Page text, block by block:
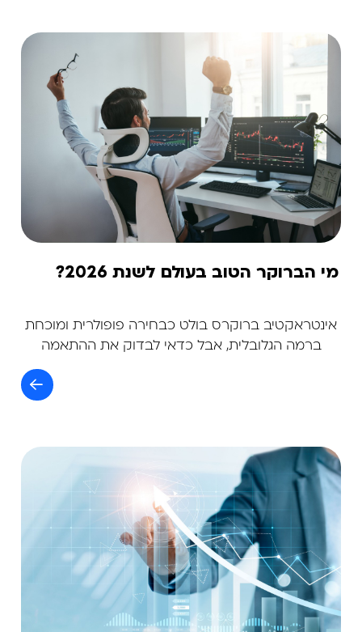
מי הברוקר הטוב בעולם לשנת 2026?
אינטראקטיב ברוקרס בולט כבחירה פופולרית ומוכחת
ברמה הגלובלית, אבל כדאי לבדוק את ההתאמה